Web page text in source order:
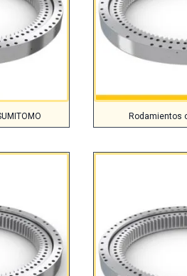
Rodamientos